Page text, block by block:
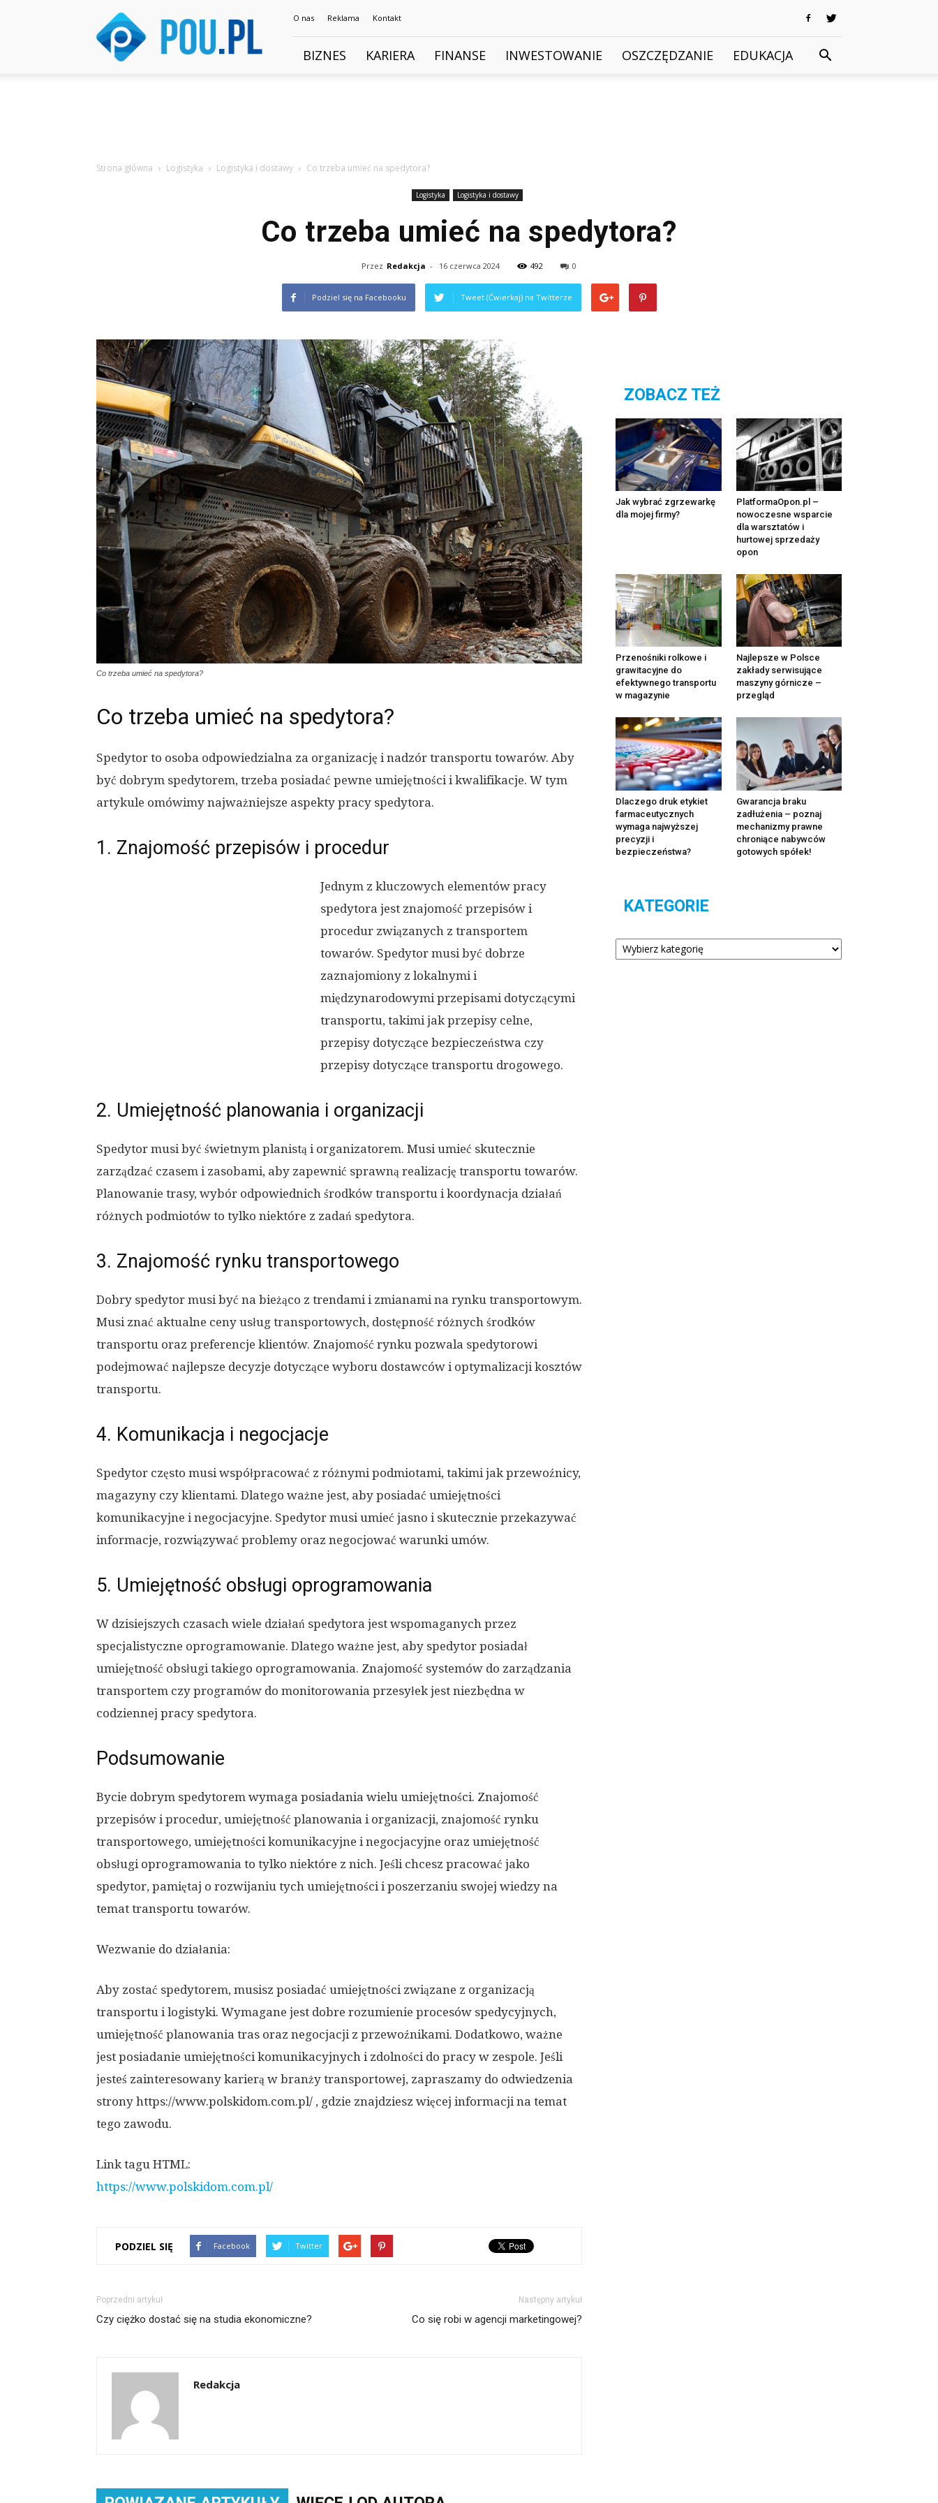
Pou.pl
O nas Reklama Kontakt
BIZNES KARIERA FINANSE INWESTOWANIE OSZCZĘDZANIE EDUKACJA
Strona główna Logistyka Logistyka i dostawy Co trzeba umieć na spedytora?
Logistyka Logistyka i dostawy
Co trzeba umieć na spedytora?
Przez Redakcja - 16 czerwca 2024 492 0
Podziel się na Facebooku Tweet (Ćwierkaj) na Twitterze
Co trzeba umieć na spedytora?
Co trzeba umieć na spedytora?
Spedytor to osoba odpowiedzialna za organizację i nadzór transportu towarów. Aby
być dobrym spedytorem, trzeba posiadać pewne umiejętności i kwalifikacje. W tym
artykule omówimy najważniejsze aspekty pracy spedytora.
1. Znajomość przepisów i procedur
Jednym z kluczowych elementów pracy
spedytora jest znajomość przepisów i
procedur związanych z transportem
towarów. Spedytor musi być dobrze
zaznajomiony z lokalnymi i
międzynarodowymi przepisami dotyczącymi
transportu, takimi jak przepisy celne,
przepisy dotyczące bezpieczeństwa czy
przepisy dotyczące transportu drogowego.
2. Umiejętność planowania i organizacji
Spedytor musi być świetnym planistą i organizatorem. Musi umieć skutecznie
zarządzać czasem i zasobami, aby zapewnić sprawną realizację transportu towarów.
Planowanie trasy, wybór odpowiednich środków transportu i koordynacja działań
różnych podmiotów to tylko niektóre z zadań spedytora.
3. Znajomość rynku transportowego
Dobry spedytor musi być na bieżąco z trendami i zmianami na rynku transportowym.
Musi znać aktualne ceny usług transportowych, dostępność różnych środków
transportu oraz preferencje klientów. Znajomość rynku pozwala spedytorowi
podejmować najlepsze decyzje dotyczące wyboru dostawców i optymalizacji kosztów
transportu.
4. Komunikacja i negocjacje
Spedytor często musi współpracować z różnymi podmiotami, takimi jak przewoźnicy,
magazyny czy klientami. Dlatego ważne jest, aby posiadać umiejętności
komunikacyjne i negocjacyjne. Spedytor musi umieć jasno i skutecznie przekazywać
informacje, rozwiązywać problemy oraz negocjować warunki umów.
5. Umiejętność obsługi oprogramowania
W dzisiejszych czasach wiele działań spedytora jest wspomaganych przez
specjalistyczne oprogramowanie. Dlatego ważne jest, aby spedytor posiadał
umiejętność obsługi takiego oprogramowania. Znajomość systemów do zarządzania
transportem czy programów do monitorowania przesyłek jest niezbędna w
codziennej pracy spedytora.
Podsumowanie
Bycie dobrym spedytorem wymaga posiadania wielu umiejętności. Znajomość
przepisów i procedur, umiejętność planowania i organizacji, znajomość rynku
transportowego, umiejętności komunikacyjne i negocjacyjne oraz umiejętność
obsługi oprogramowania to tylko niektóre z nich. Jeśli chcesz pracować jako
spedytor, pamiętaj o rozwijaniu tych umiejętności i poszerzaniu swojej wiedzy na
temat transportu towarów.
Wezwanie do działania:
Aby zostać spedytorem, musisz posiadać umiejętności związane z organizacją
transportu i logistyki. Wymagane jest dobre rozumienie procesów spedycyjnych,
umiejętność planowania tras oraz negocjacji z przewoźnikami. Dodatkowo, ważne
jest posiadanie umiejętności komunikacyjnych i zdolności do pracy w zespole. Jeśli
jesteś zainteresowany karierą w branży transportowej, zapraszamy do odwiedzenia
strony https://www.polskidom.com.pl/ , gdzie znajdziesz więcej informacji na temat
tego zawodu.
Link tagu HTML:
https://www.polskidom.com.pl/
PODZIEL SIĘ Facebook Twitter
Poprzedni artykuł
Czy ciężko dostać się na studia ekonomiczne?
Następny artykuł
Co się robi w agencji marketingowej?
Redakcja
ZOBACZ TEŻ
Jak wybrać zgrzewarkę
dla mojej firmy?
PlatformaOpon.pl –
nowoczesne wsparcie
dla warsztatów i
hurtowej sprzedaży
opon
Przenośniki rolkowe i
grawitacyjne do
efektywnego transportu
w magazynie
Najlepsze w Polsce
zakłady serwisujące
maszyny górnicze –
przegląd
Dlaczego druk etykiet
farmaceutycznych
wymaga najwyższej
precyzji i
bezpieczeństwa?
Gwarancja braku
zadłużenia – poznaj
mechanizmy prawne
chroniące nabywców
gotowych spółek!
KATEGORIE
Kategorie